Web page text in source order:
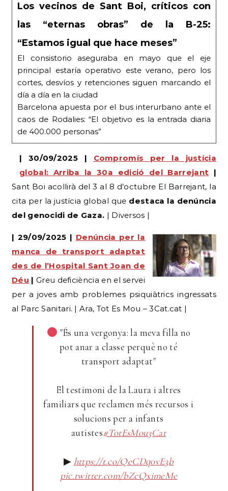
Los vecinos de Sant Boi, críticos con
las “eternas obras” de la B-25:
“Estamos igual que hace meses”
El consistorio aseguraba en mayo que el eje
principal estaría operativo este verano, pero los
cortes, desvíos y retenciones siguen marcando el
día a día en la ciudad
Barcelona apuesta por el bus interurbano ante el
caos de Rodalies: “El objetivo es la entrada diaria
de 400.000 personas”
| 30/09/2025 | Compromís per la justícia
global: Arriba la 30a edició del Barrejant |
Sant Boi acollirà del 3 al 8 d’octubre El Barrejant, la
cita per la justícia global que destaca la denúncia
del genocidi de Gaza. | Diversos |
| 29/09/2025 | Denúncia per la
manca de transport adaptat
des de l’Hospital Sant Joan de
Déu | Greu deficiència en el servei
per a joves amb problemes psiquiàtrics ingressats
al Parc Sanitari. | Ara, Tot Es Mou – 3Cat.cat |
"És una vergonya: la meva filla no
pot anar a classe perquè no té
transport adaptat"
El testimoni de la Laura i altres
familiars que reclamen més recursos i
solucions per a infants
autistes#TotEsMou3Cat
▶ https://t.co/QeCDq0vE3b
pic.twitter.com/bZcQximeMe